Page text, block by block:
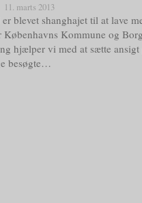
11. marts 2013
blevet shanghajet til at lave
Københavns Kommune og
hjælper vi med at sætte
besøgte…